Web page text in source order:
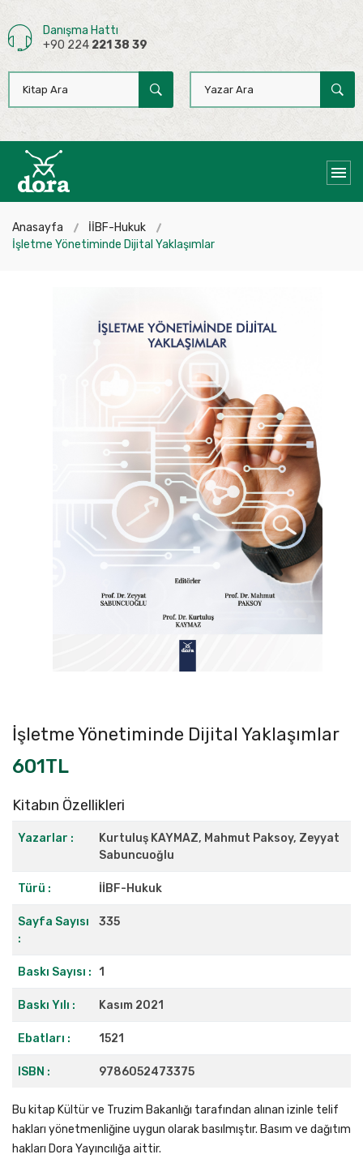
Danışma Hattı
+90 224 221 38 39
Anasayfa
İİBF-Hukuk
İşletme Yönetiminde Dijital Yaklaşımlar
İşletme Yönetiminde Dijital Yaklaşımlar
601TL
Kitabın Özellikleri
Yazarlar :
Kurtuluş KAYMAZ, Mahmut Paksoy, Zeyyat
Sabuncuoğlu
Türü : İİBF-Hukuk
Sayfa Sayısı
:
335
Baskı Sayısı : 1
Baskı Yılı : Kasım 2021
Ebatları : 1521
ISBN : 9786052473375
Bu kitap Kültür ve Truzim Bakanlığı tarafından alınan izinle telif
hakları yönetmenliğine uygun olarak basılmıştır. Basım ve dağıtım
hakları Dora Yayıncılığa aittir.